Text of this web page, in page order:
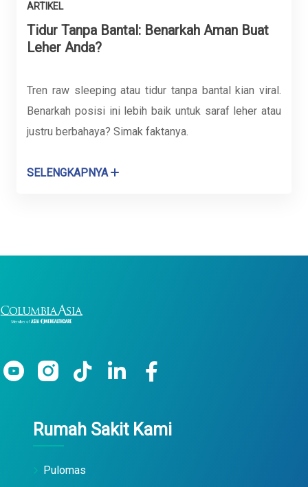
ARTIKEL
Tidur Tanpa Bantal: Benarkah Aman Buat
Leher Anda?
Tren raw sleeping atau tidur tanpa bantal kian viral.
Benarkah posisi ini lebih baik untuk saraf leher atau
justru berbahaya? Simak faktanya.
SELENGKAPNYA
Rumah Sakit Kami
Pulomas